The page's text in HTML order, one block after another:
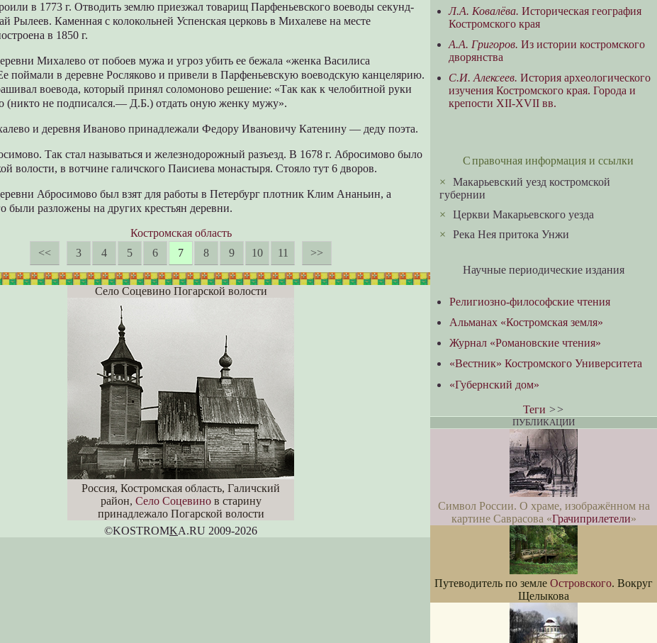
в 1773 г. Отводить землю приезжал товарищ Парфеньевского воеводы секунд-
Рылеев. Каменная с колокольней Успенская церковь в Михалеве на месте
в 1850 г.
Михалево от побоев мужа и угроз убить ее бежала «женка Василиса
поймали в деревне Росляково и привели в Парфеньевскую воеводскую канцелярию.
воевода, который принял соломоново решение: «Так как к челобитной руки
(никто не подписался.— Д.Б.) отдать оную женку мужу».
и деревня Иваново принадлежали Федору Ивановичу Катенину — деду поэта.
Так стал называться и железнодорожный разъезд. В 1678 г. Абросимово было
волости, в вотчине галичского Паисиева монастыря. Стояло тут 6 дворов.
Абросимово был взят для работы в Петербург плотник Клим Ананьин, а
были разложены на других крестьян деревни.
Костромская область
<<
3 4 5 6 7 8 9 10 11 >>
Село Соцевино Погарской волости
Россия, Костромская область, Галичский
район, Село Соцевинов старину
принадлежало Погарской волости
©KOSTROMKA.RU 2009-2026
Л.А. Ковалёва. Историческая география
Костромского края
А.А. Григоров. Из истории костромского
дворянства
С.И. Алексеев. История археологического
изучения Костромского края. Города и
крепости XII-XVII вв.
Справочная информация и ссылки
×Макарьевский уезд костромской
губернии
×Церкви Макарьевского уезда
×Река Нея притока Унжи
Научные периодические издания
Религиозно-философские чтения
Альманах «Костромская земля»
Журнал «Романовские чтения»
«Вестник» Костромского Университета
«Губернский дом»
Теги >>
ПУБЛИКАЦИИ
Символ России. О храме, изображённом на
картине Саврасова «Грачиприлетели»
Путеводитель по земле Островского. Вокруг
Щелыкова